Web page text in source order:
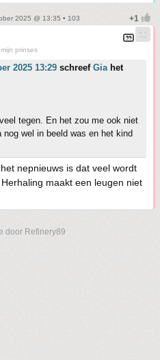
2025 @ 13:35 • 103
prinses
2025 13:29 schreef Giahet
tegen. En het zou me ook niet
wel in beeld was en het kind
nepnieuws is dat veel wordt
maakt een leugen niet
door Refinery89